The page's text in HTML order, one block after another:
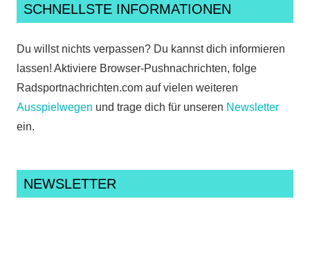
SCHNELLSTE INFORMATIONEN
Du willst nichts verpassen? Du kannst dich informieren
lassen! Aktiviere Browser-Pushnachrichten, folge
Radsportnachrichten.com auf vielen weiteren
Ausspielwegen und trage dich für unseren Newsletter
ein.
NEWSLETTER